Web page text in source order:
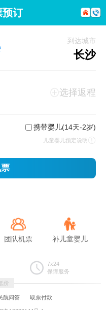
预订
到达城市
长沙
选择返程
携带婴儿(14天-2岁)
儿童婴儿预定说明
团队机票 补儿童婴儿
7x24
保障服务
价
航问答 取票付款